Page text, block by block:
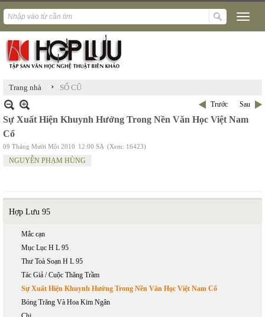
Trang nhà › SỐ CŨ
Trước Sau
Sự Xuất Hiện Khuynh Hướng Trong Nền Văn Học Việt Nam
Cổ
09 Tháng Mười Một 2010 12:00 SA (Xem: 16423)
NGUYỄN PHẠM HÙNG
Hợp Lưu 95
Mắc cạn
Mục Lục H L 95
Thư Toà Soạn H L 95
Tác Giả / Cuộc Thăng Trầm
Sự Xuất Hiện Khuynh Hướng Trong Nền Văn Học Việt Nam Cổ
Bóng Trăng Và Hoa Kim Ngân